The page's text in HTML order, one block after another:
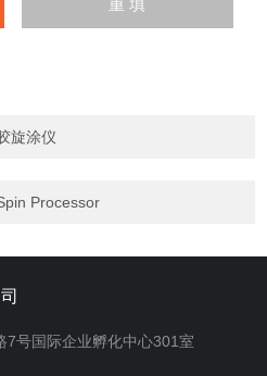
旋涂仪
Processor
7号国际企业孵化中心301室